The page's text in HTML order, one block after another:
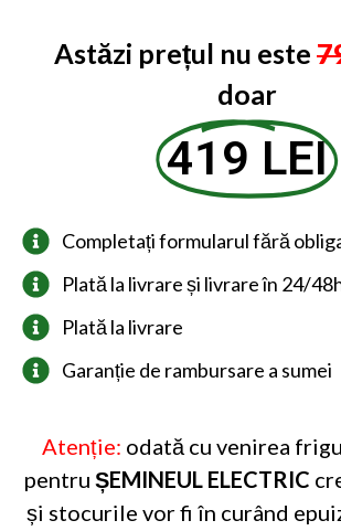
Astăzi prețul nu este
doar
419 LEI
Completați formularul fără
Plată la livrare și livrare în 24/
Plată la livrare
Garanție de rambursare a sumei
Atenție: odată cu venirea
pentru ȘEMINEUL ELECTRIC
și stocurile vor fi în curând